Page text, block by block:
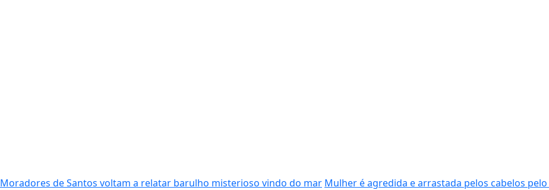
Moradores de Santos voltam a relatar barulho misterioso vindo do mar Mulher é agredida e arrastada pelos cabelos